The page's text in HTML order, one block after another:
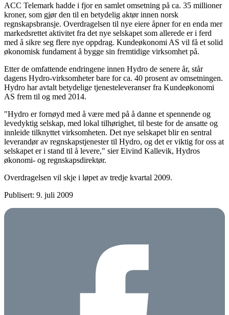
ACC Telemark hadde i fjor en samlet omsetning på ca. 35 millioner
kroner, som gjør den til en betydelig aktør innen norsk
regnskapsbransje. Overdragelsen til nye eiere åpner for en enda mer
markedsrettet aktivitet fra det nye selskapet som allerede er i ferd
med å sikre seg flere nye oppdrag. Kundeøkonomi AS vil få et solid
økonomisk fundament å bygge sin fremtidige virksomhet på.
Etter de omfattende endringene innen Hydro de senere år, står
dagens Hydro-virksomheter bare for ca. 40 prosent av omsetningen.
Hydro har avtalt betydelige tjenesteleveranser fra Kundeøkonomi
AS frem til og med 2014.
"Hydro er fornøyd med å være med på å danne et spennende og
levedyktig selskap, med lokal tilhørighet, til beste for de ansatte og
innleide tilknyttet virksomheten. Det nye selskapet blir en sentral
leverandør av regnskapstjenester til Hydro, og det er viktig for oss at
selskapet er i stand til å levere," sier Eivind Kallevik, Hydros
økonomi- og regnskapsdirektør.
Overdragelsen vil skje i løpet av tredje kvartal 2009.
Publisert: 9. juli 2009